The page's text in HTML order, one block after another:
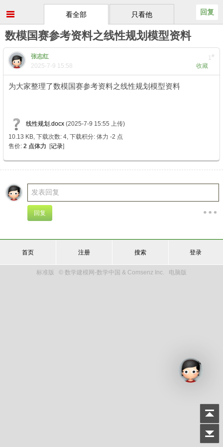
只看他
看全部 回复
数模国赛参考资料之线性规划模型资料
1#
张志红
收藏
2025-7-9 15:58
为大家整理了数模国赛参考资料之线性规划模型资料
线性规划.docx (2025-7-9 15:55 上传)
10.13 KB, 下载次数: 4, 下载积分: 体力 -2 点
售价: 2 点体力 [记录]
首页 注册 搜索 登录
标准版 © 数学建模网-数学中国 & Comsenz Inc. 电脑版